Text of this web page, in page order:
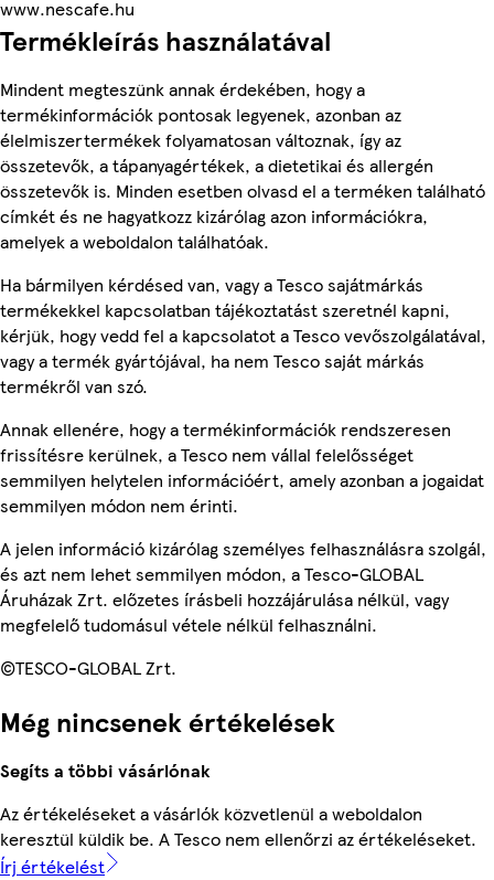
www.nescafe.hu
Termékleírás használatával
Mindent megteszünk annak érdekében, hogy a
termékinformációk pontosak legyenek, azonban az
élelmiszertermékek folyamatosan változnak, így az
összetevők, a tápanyagértékek, a dietetikai és allergén
összetevők is. Minden esetben olvasd el a terméken található
címkét és ne hagyatkozz kizárólag azon információkra,
amelyek a weboldalon találhatóak.
Ha bármilyen kérdésed van, vagy a Tesco sajátmárkás
termékekkel kapcsolatban tájékoztatást szeretnél kapni,
kérjük, hogy vedd fel a kapcsolatot a Tesco vevőszolgálatával,
vagy a termék gyártójával, ha nem Tesco saját márkás
termékről van szó.
Annak ellenére, hogy a termékinformációk rendszeresen
frissítésre kerülnek, a Tesco nem vállal felelősséget
semmilyen helytelen információért, amely azonban a jogaidat
semmilyen módon nem érinti.
A jelen információ kizárólag személyes felhasználásra szolgál,
és azt nem lehet semmilyen módon, a Tesco-GLOBAL
Áruházak Zrt. előzetes írásbeli hozzájárulása nélkül, vagy
megfelelő tudomásul vétele nélkül felhasználni.
©TESCO-GLOBAL Zrt.
Még nincsenek értékelések
Segíts a többi vásárlónak
Az értékeléseket a vásárlók közvetlenül a weboldalon
keresztül küldik be. A Tesco nem ellenőrzi az értékeléseket.
Írj értékelést